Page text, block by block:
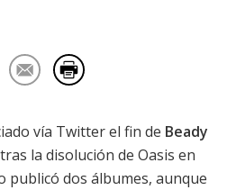
vía Twitter el fin de Beady
la disolución de Oasis en
publicó dos álbumes, aunque